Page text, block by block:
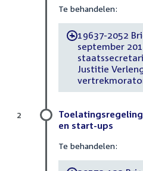
Te behandelen:
-19637-2052
september
Justitie
en start-ups
Te behandelen:
2